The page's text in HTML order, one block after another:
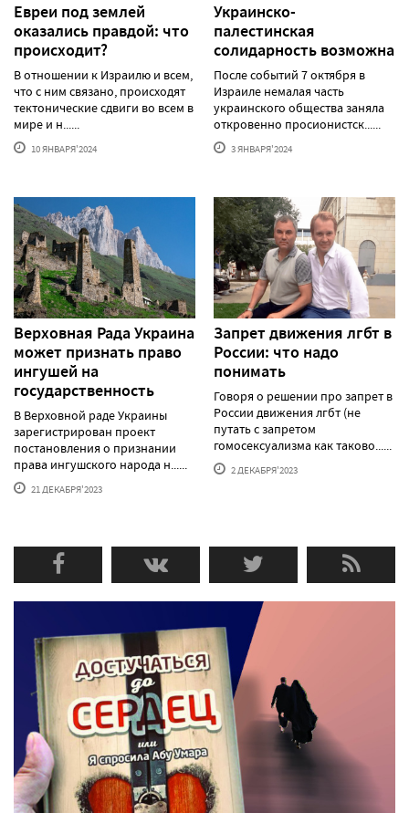
Евреи под землей
оказались правдой: что
происходит?
В отношении к Израилю и всем,
что с ним связано, происходят
тектонические сдвиги во всем в
мире и н......
10 ЯНВАРЯ'2024
Украинско-
палестинская
солидарность возможна
После событий 7 октября в
Израиле немалая часть
украинского общества заняла
откровенно просионистск......
3 ЯНВАРЯ'2024
Верховная Рада Украина
может признать право
ингушей на
государственность
В Верховной раде Украины
зарегистрирован проект
постановления о признании
права ингушского народа н......
21 ДЕКАБРЯ'2023
Запрет движения лгбт в
России: что надо
понимать
Говоря о решении про запрет в
России движения лгбт (не
путать с запретом
гомосексуализма как таково......
2 ДЕКАБРЯ'2023